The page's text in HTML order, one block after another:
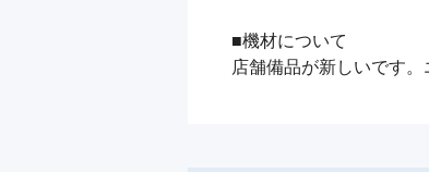
■機材について
店舗備品が新しいです